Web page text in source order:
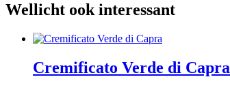
Wellicht ook interessant
Cremificato Verde di Capra